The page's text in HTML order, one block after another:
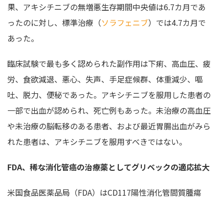
果、アキシチニブの無増悪生存期間中央値は6.7カ月であ
ったのに対し、標準治療（ソラフェニブ）では4.7カ月で
あった。
臨床試験で最も多く認められた副作用は下痢、高血圧、疲
労、食欲減退、悪心、失声、手足症候群、体重減少、嘔
吐、脱力、便秘であった。アキシチニブを服用した患者の
一部で出血が認められ、死亡例もあった。未治療の高血圧
や未治療の脳転移のある患者、および最近胃腸出血がみら
れた患者は、アキシチニブを服用すべきではない。
FDA、稀な消化管癌の治療薬としてグリベックの適応拡大
米国食品医薬品局（FDA）はCD117陽性消化管間質腫瘍